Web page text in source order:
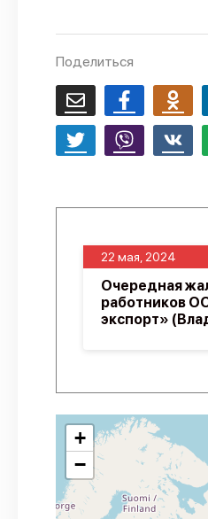
Поделиться
22 мая, 2024
Очередная
работников
экспорт»
+
−